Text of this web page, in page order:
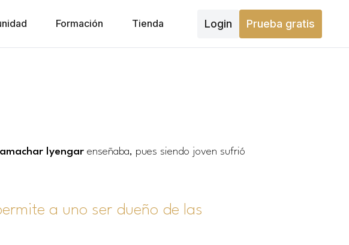
Formación Tienda Login Prueba gratis
Iyengar enseñaba, pues siendo joven sufrió
a uno ser dueño de las